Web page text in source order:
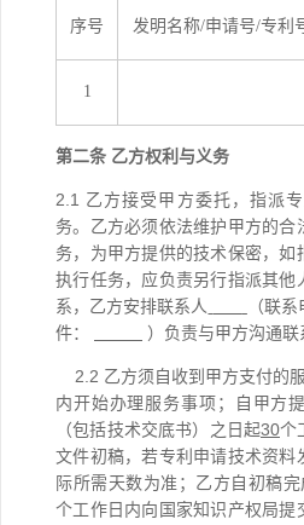
序号 发明名称/申请号/专利
1
第二条 乙方权利与义务
2.1 乙方接受甲方委托，指派
务。乙方必须依法维护甲方的合
务，为甲方提供的技术保密，如
执行任务，应负责另行指派其他
系，乙方安排联系人 （联系
件：
） 负责与甲方沟通联
2 .2 乙方须自收到甲方支付的
内开始办理服务事项； 自 甲方
（包括技术交底书） 之日起30个
文件初稿，若专利申请技术资料
际所需天数为准；乙方自初稿
个工作日内向国家知识产权局提